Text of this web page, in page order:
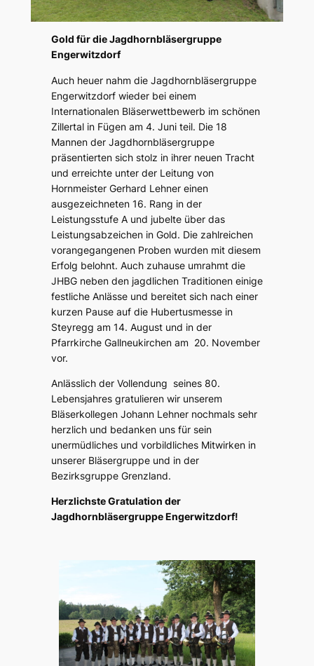
Gold für die Jagdhornbläsergruppe
Engerwitzdorf
Auch heuer nahm die Jagdhornbläsergruppe
Engerwitzdorf wieder bei einem
Internationalen Bläserwettbewerb im schönen
Zillertal in Fügen am 4. Juni teil. Die 18
Mannen der Jagdhornbläsergruppe
präsentierten sich stolz in ihrer neuen Tracht
und erreichte unter der Leitung von
Hornmeister Gerhard Lehner einen
ausgezeichneten 16. Rang in der
Leistungsstufe A und jubelte über das
Leistungsabzeichen in Gold. Die zahlreichen
vorangegangenen Proben wurden mit diesem
Erfolg belohnt. Auch zuhause umrahmt die
JHBG neben den jagdlichen Traditionen einige
festliche Anlässe und bereitet sich nach einer
kurzen Pause auf die Hubertusmesse in
Steyregg am 14. August und in der
Pfarrkirche Gallneukirchen am 20. November
vor.
Anlässlich der Vollendung seines 80.
Lebensjahres gratulieren wir unserem
Bläserkollegen Johann Lehner nochmals sehr
herzlich und bedanken uns für sein
unermüdliches und vorbildliches Mitwirken in
unserer Bläsergruppe und in der
Bezirksgruppe Grenzland.
Herzlichste Gratulation der
Jagdhornbläsergruppe Engerwitzdorf!